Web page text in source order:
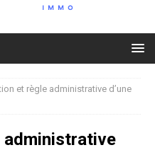
et règle administrative d’une
administrative